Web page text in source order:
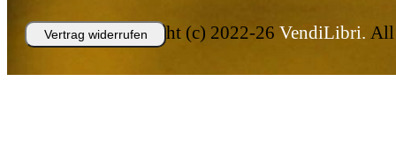
Copyright (c) 2022-26 VendiLibri. All
Vertrag widerrufen